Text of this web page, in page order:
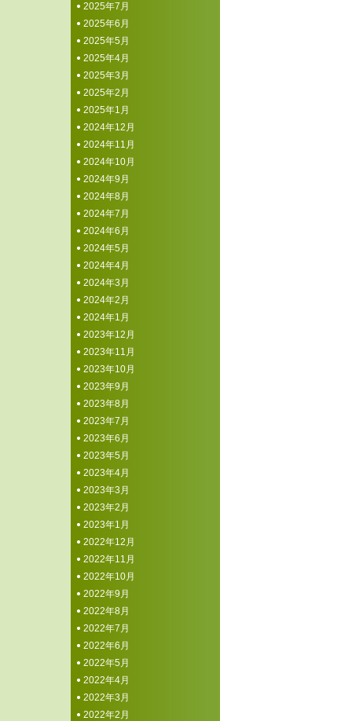
2025年7月
2025年6月
2025年5月
2025年4月
2025年3月
2025年2月
2025年1月
2024年12月
2024年11月
2024年10月
2024年9月
2024年8月
2024年7月
2024年6月
2024年5月
2024年4月
2024年3月
2024年2月
2024年1月
2023年12月
2023年11月
2023年10月
2023年9月
2023年8月
2023年7月
2023年6月
2023年5月
2023年4月
2023年3月
2023年2月
2023年1月
2022年12月
2022年11月
2022年10月
2022年9月
2022年8月
2022年7月
2022年6月
2022年5月
2022年4月
2022年3月
2022年2月